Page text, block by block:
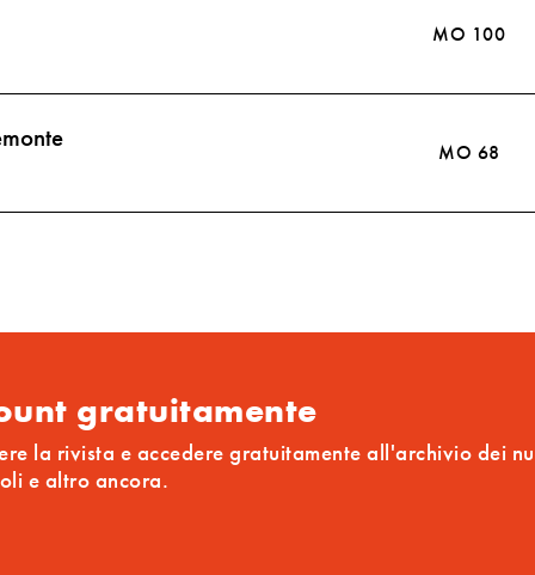
MO 100
MO 68
gratuitamente
la rivista e accedere gratuitamente all'archivio dei
e altro ancora.